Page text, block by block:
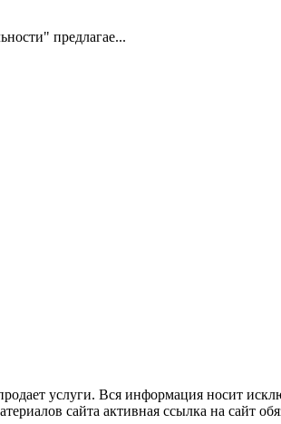
предлагае...
услуги. Вся информация носит
сайта активная ссылка на сайт